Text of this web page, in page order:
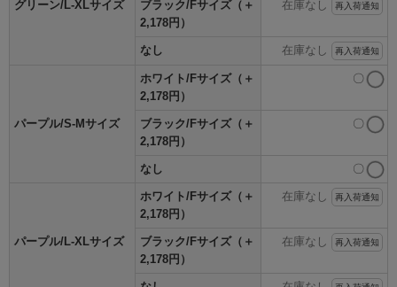
グリーン/L-XLサイズ
ブラック/Fサイズ（＋
2,178円）
在庫なし 再入荷通知
なし 在庫なし 再入荷通知
パープル/S-Mサイズ
ホワイト/Fサイズ（＋
2,178円）
〇
ブラック/Fサイズ（＋
2,178円）
〇
なし 〇
パープル/L-XLサイズ
ホワイト/Fサイズ（＋
2,178円）
在庫なし 再入荷通知
ブラック/Fサイズ（＋
2,178円）
在庫なし 再入荷通知